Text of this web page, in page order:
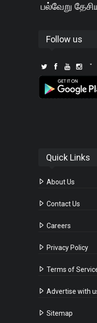
பல்வேறு
Follow us
Quick Links
About Us
Contact Us
Careers
Privacy Policy
Terms of
Advertise with
Sitemap